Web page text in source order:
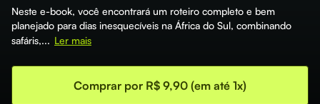
Neste e-book, você encontrará um roteiro completo e bem
planejado para dias inesquecíveis na África do Sul, combinando
safáris,... Ler mais
Comprar por R$ 9,90 (em até 1x)